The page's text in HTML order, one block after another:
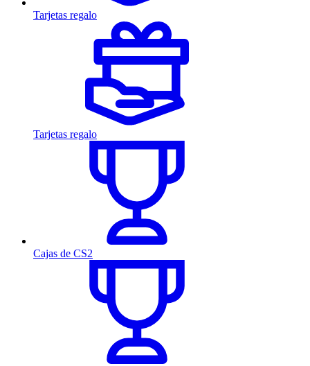
Tarjetas regalo
Tarjetas regalo
Cajas de CS2